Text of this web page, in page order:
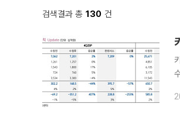
검색결과 총 130 건